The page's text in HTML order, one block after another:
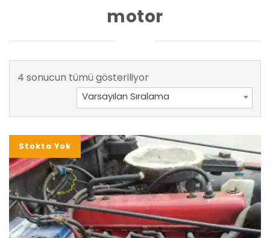
“motor” olarak
etiketlendi
motor
4 sonucun tümü gösteriliyor
Varsayılan Sıralama
Stokta Yok